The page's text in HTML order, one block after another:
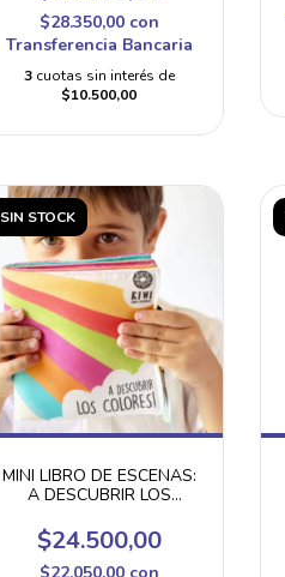
$28.350,00 con
Transferencia Bancaria
3 cuotas sin interés de
$10.500,00
SIN STOCK
MINI LIBRO DE ESCENAS:
A DESCUBRIR LOS
$24.500,00
$22.050,00 con